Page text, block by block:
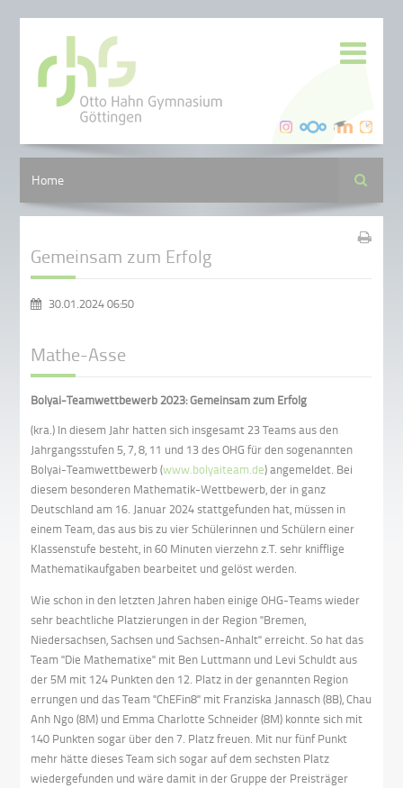
Home Suche
Gemeinsam zum Erfolg
30.01.2024 06:50
Mathe-Asse
Bolyai-Teamwettbewerb 2023: Gemeinsam zum Erfolg
(kra.) In diesem Jahr hatten sich insgesamt 23 Teams aus den
Jahrgangsstufen 5, 7, 8, 11 und 13 des OHG für den sogenannten
Bolyai-Teamwettbewerb (www.bolyaiteam.de) angemeldet. Bei
diesem besonderen Mathematik-Wettbewerb, der in ganz
Deutschland am 16. Januar 2024 stattgefunden hat, müssen in
einem Team, das aus bis zu vier Schülerinnen und Schülern einer
Klassenstufe besteht, in 60 Minuten vierzehn z.T. sehr knifflige
Mathematikaufgaben bearbeitet und gelöst werden.
Wie schon in den letzten Jahren haben einige OHG-Teams wieder
sehr beachtliche Platzierungen in der Region "Bremen,
Niedersachsen, Sachsen und Sachsen-Anhalt" erreicht. So hat das
Team "Die Mathematixe" mit Ben Luttmann und Levi Schuldtaus
der 5M mit 124 Punkten den 12. Platz in der genannten Region
errungen und das Team "ChEFin8" mit Franziska Jannasch (8B), Chau
Anh Ngo (8M) und Emma Charlotte Schneider (8M) konnte sich mit
140 Punkten sogar über den 7. Platz freuen. Mit nur fünf Punkt
mehr hätte dieses Team sich sogar auf dem sechsten Platz
wiedergefunden und wäre damit in der Gruppe der Preisträger